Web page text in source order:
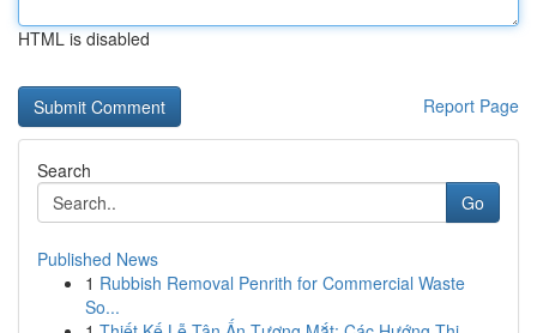
HTML is disabled
Report Page
Search
Go
Published News
1 Rubbish Removal Penrith for Commercial Waste
So...